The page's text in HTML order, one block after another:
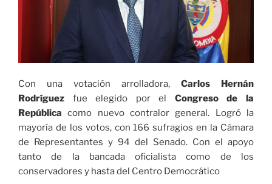
Con una votación arrolladora, Carlos Hernán
Rodríguez fue elegido por el Congreso de la
República como nuevo contralor general. Logró la
mayoría de los votos, con 166 sufragios en la Cámara
de Representantes y 94 del Senado. Con el apoyo
tanto de la bancada oficialista como de los
conservadores y hasta del Centro Democrático